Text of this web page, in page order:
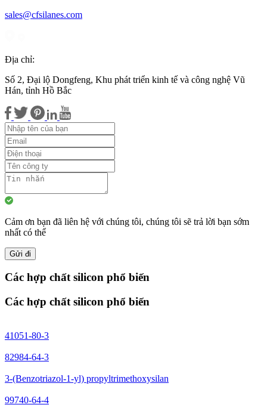
sales@cfsilanes.com
Địa chỉ:
Số 2, Đại lộ Dongfeng, Khu phát triển kinh tế và công nghệ Vũ
Hán, tỉnh Hồ Bắc
Cảm ơn bạn đã liên hệ với chúng tôi, chúng tôi sẽ trả lời bạn sớm
nhất có thể
Gửi đi
Các hợp chất silicon phổ biến
Các hợp chất silicon phổ biến
41051-80-3
82984-64-3
3-(Benzotriazol-1-yl) propyltrimethoxysilan
99740-64-4